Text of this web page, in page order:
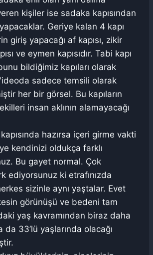
kişiler ise sadaka kapısından
Geriye kalan 4 kapı
giriş yapacağı af kapısı, zikir
ve eymen kapısıdır. Tabi kapı
bildiğimiz kapıları olarak
sadece temsili olarak
her bir görsel. Bu kapıların
insan aklının alamayacağı
hazırsa içeri girme vakti
kendinizi oldukça farklı
Bu gayet normal. Çok
ediyorsunuz ki etrafınızda
sizinle aynı yaştalar. Evet
görünüşü ve bedeni tam
yaş kavramından biraz daha
da 33’lü yaşlarında olacağı